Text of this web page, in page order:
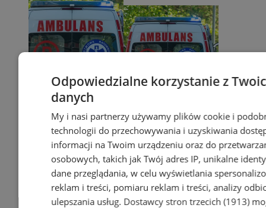
Odpowiedzialne korzystanie z
danych
My i nasi partnerzy używamy plików cookie i
technologii do przechowywania i uzyskiwania
informacji na Twoim urządzeniu oraz do
osobowych, takich jak Twój adres IP, unikalne
dane przeglądania, w celu wyświetlania
reklam i treści, pomiaru reklam i treści, analizy
ulepszania usług. Dostawcy stron trzecich (1913)